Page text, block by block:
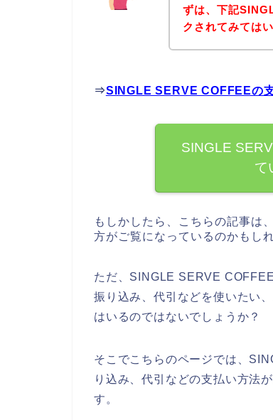
ずは、下記
クされてみては
⇒SINGLE SERVE COFFEEの
SINGLE
て
もしかしたら、こちらの記事は
方がご覧になっているのかもし
ただ、SINGLE SERVE
振り込み、代引などを使いたい
はいるのではないでしょうか？
そこでこちらのページでは、
り込み、代引などの支払い方法
す。